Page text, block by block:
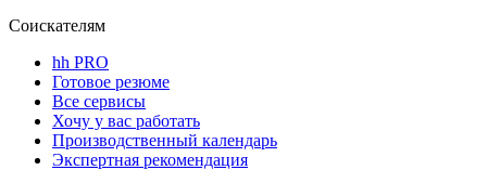
Соискателям
hh PRO
Готовое резюме
Все сервисы
Хочу у вас работать
Производственный календарь
Экспертная рекомендация